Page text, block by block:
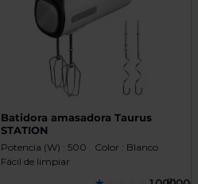
Batidora amasadora Taurus
STATION
Potencia (W) : 500
Color : Blanco
Fácil de limpiar